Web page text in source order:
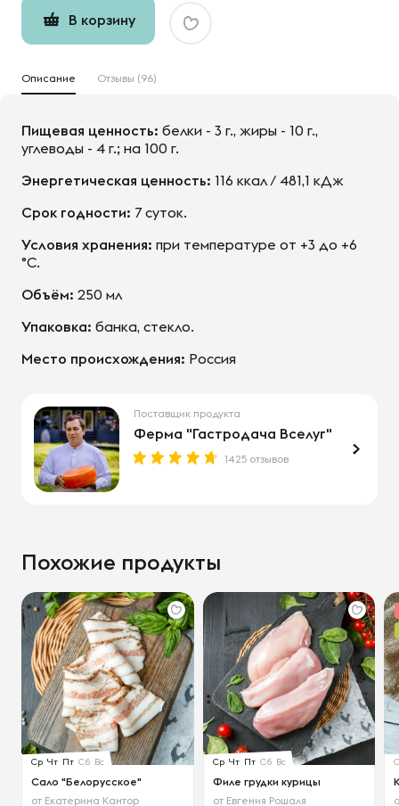
В корзину
Описание Отзывы (96)
Пищевая ценность: белки - 3 г., жиры - 10 г.,
углеводы - 4 г.; на 100 г.
Энергетическая ценность: 116 ккал / 481,1 кДж
Срок годности: 7 суток.
Условия хранения: при температуре от +3 до +6
°С.
Объём: 250 мл
Упаковка: банка, стекло.
Место происхождения: Россия
Поставщик продукта
Ферма "Гастродача Вселуг"
1425 отзывов
Похожие продукты
Ср Чт Пт Сб Вс
Сало "Белорусское"
от Екатерина Кантор
Ср Чт Пт Сб Вс
Филе грудки курицы
от Евгения Рошаля